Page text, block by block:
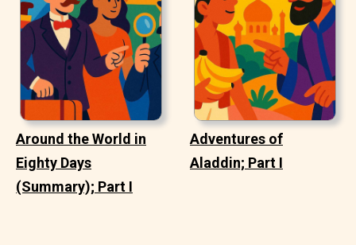
Around the World in
Eighty Days
(Summary); Part I
Adventures of
Aladdin; Part I